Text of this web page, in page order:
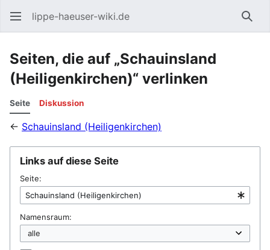
lippe-haeuser-wiki.de
Seiten, die auf „Schauinsland
(Heiligenkirchen)“ verlinken
Seite Diskussion
← Schauinsland (Heiligenkirchen)
Links auf diese Seite
Seite:
Namensraum: